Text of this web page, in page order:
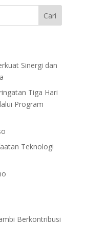
Cari
Sinergi dan
Tiga Hari
Program
Teknologi
Berkontribusi